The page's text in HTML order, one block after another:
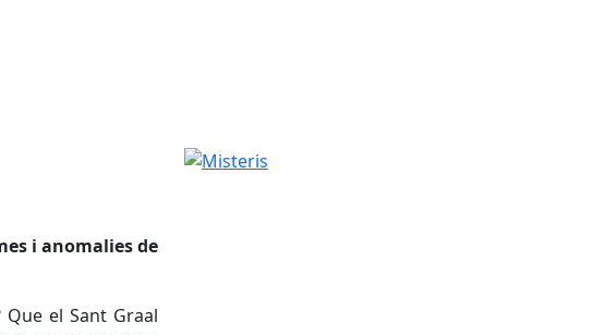
i anomalies de
el Sant Graal
Misteris